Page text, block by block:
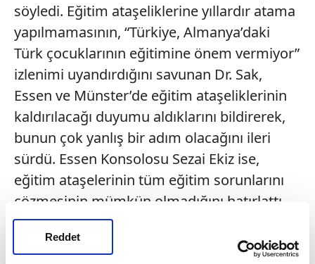
Reddet
söyledi. Eğitim ataşeliklerine yıllardır atama
yapılmamasının, “Türkiye, Almanya’daki
Türk çocuklarının eğitimine önem vermiyor”
izlenimi uyandırdığını savunan Dr. Sak,
Essen ve Münster’de eğitim ataşeliklerinin
kaldırılacağı duyumu aldıklarını bildirerek,
bunun çok yanlış bir adım olacağını ileri
sürdü. Essen Konsolosu Sezai Ekiz ise,
eğitim ataşelerinin tüm eğitim sorunlarını
çözmesinin mümkün olmadığını hatırlattı.
Yunus ÜLGER / ESSEN